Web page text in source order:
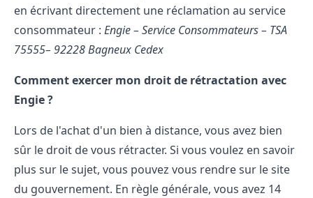
en écrivant directement une réclamation au service
consommateur : Engie – Service Consommateurs – TSA
75555– 92228 Bagneux Cedex
Comment exercer mon droit de rétractation avec
Engie ?
Lors de l'achat d'un bien à distance, vous avez bien
sûr le droit de vous rétracter. Si vous voulez en savoir
plus sur le sujet, vous pouvez vous rendre sur lesite
du gouvernement. En règle générale, vous avez 14